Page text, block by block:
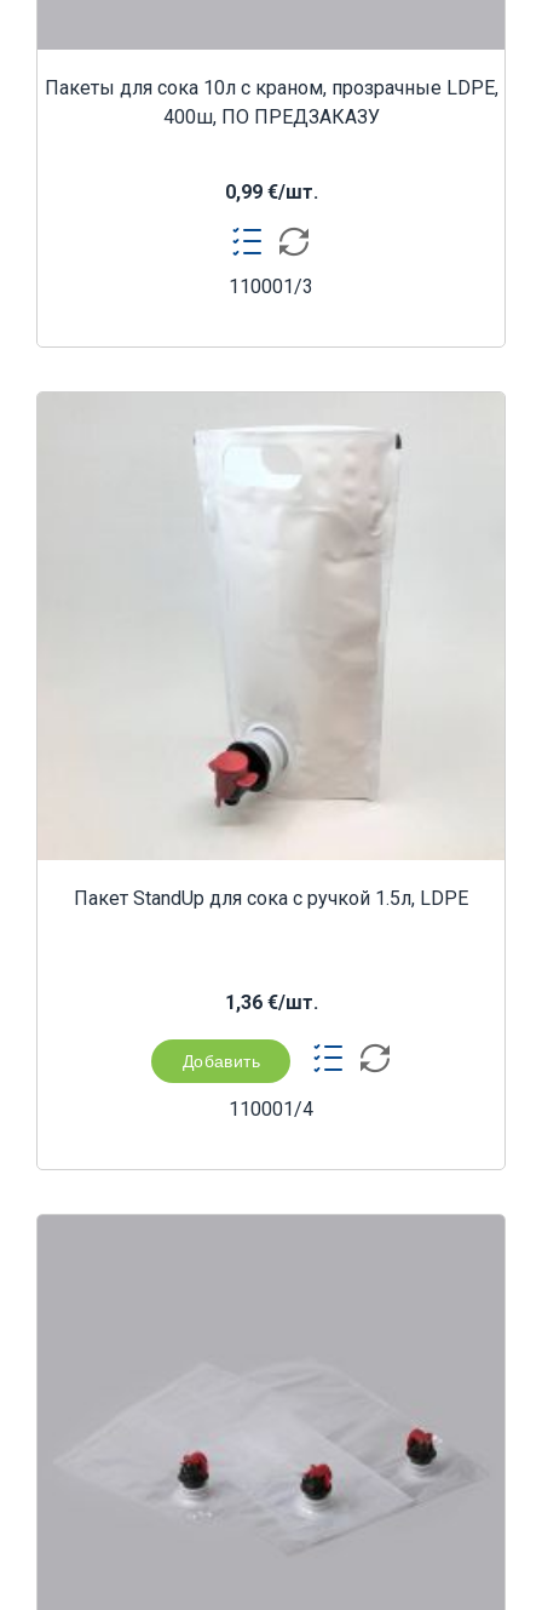
Пакеты для сока 10л с краном, прозрачные LDPE,
400ш, ПО ПРЕДЗАКАЗУ
0,99 €/шт.
110001/3
Пакет StandUp для сока с ручкой 1.5л, LDPE
1,36 €/шт.
Добавить
110001/4